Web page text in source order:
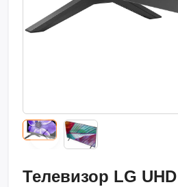
Телевизор LG